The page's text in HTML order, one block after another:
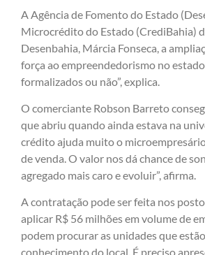
A Agência de Fomento do Estado
Microcrédito do Estado (CrediBahia)
Desenbahia, Márcia Fonseca, a
força ao empreendedorismo no
formalizados ou não”, explica.
O comerciante Robson Barreto
que abriu quando ainda estava na
crédito ajuda muito o
de venda. O valor nos dá chance de
agregado mais caro e evoluir”, afirma.
A contratação pode ser feita nos
aplicar R$ 56 milhões em volume de
podem procurar as unidades que
conhecimento do local. É preciso